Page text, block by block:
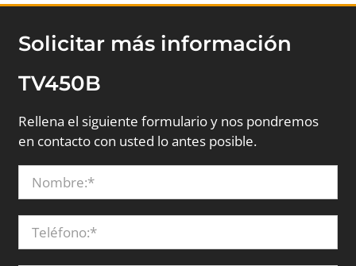
Solicitar más información
TV450B
Rellena el siguiente formulario y nos pondremos
en contacto con usted lo antes posible.